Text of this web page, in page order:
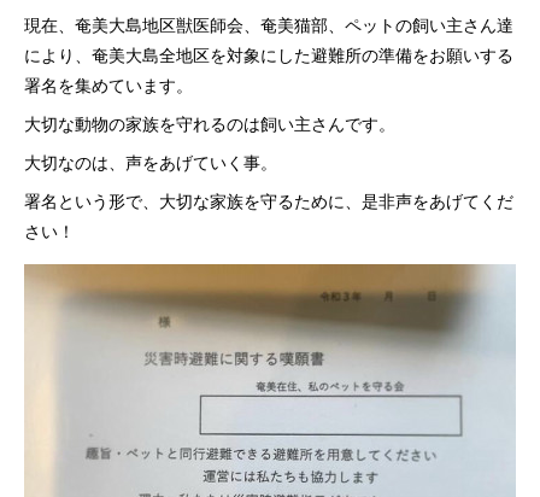
現在、奄美大島地区獣医師会、奄美猫部、ペットの飼い主さん達
により、奄美大島全地区を対象にした避難所の準備をお願いする
署名を集めています。
大切な動物の家族を守れるのは飼い主さんです。
大切なのは、声をあげていく事。
署名という形で、大切な家族を守るために、是非声をあげてくだ
さい！